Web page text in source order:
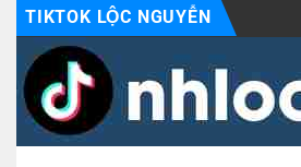
TIKTOK LỘC NGUYỄN